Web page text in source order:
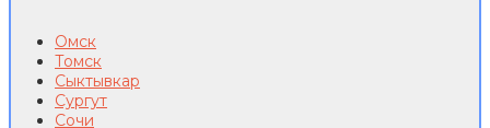
Омск
Томск
Сыктывкар
Сургут
Сочи